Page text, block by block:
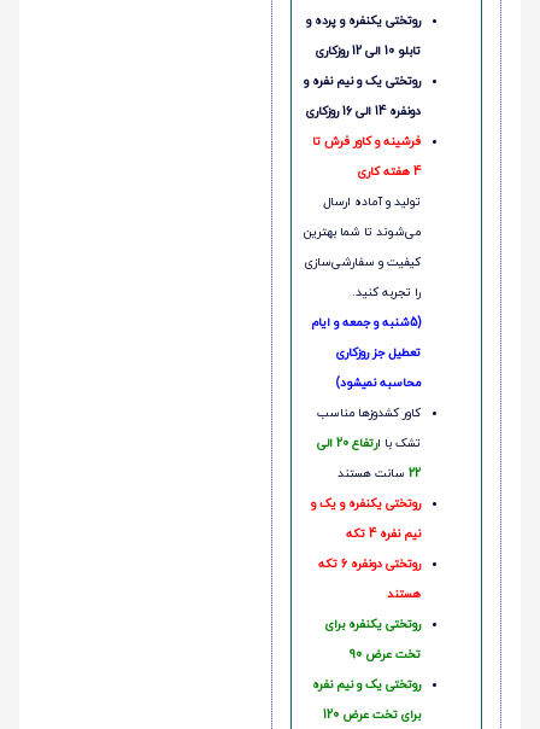
روتختی یکنفره و پرده و
تابلو 10 الی 12 روزکاری
روتختی یک و نیم نفره و
دونفره 14 الی 16 روزکاری
فرشینه و کاور فرش تا
4 هفته کاری
تولید و آماده ارسال
می‌شوند تا شما بهترین
کیفیت و سفارشی‌سازی
را تجربه کنید.
(5شنبه و جمعه و ایام
تعطیل جز روزکاری
محاسبه نمیشود)
کاور کشدوزها مناسب
تشک با ا
رتفاع 20 الی
22 سانت هستند
روتختی یکنفره و یک و
نیم نفره 4 تکه
روتختی دونفره 6 تکه
هستند
روتختی یکنفره برای
تخت عرض 90
روتختی یک و نیم نفره
برای تخت عرض 120